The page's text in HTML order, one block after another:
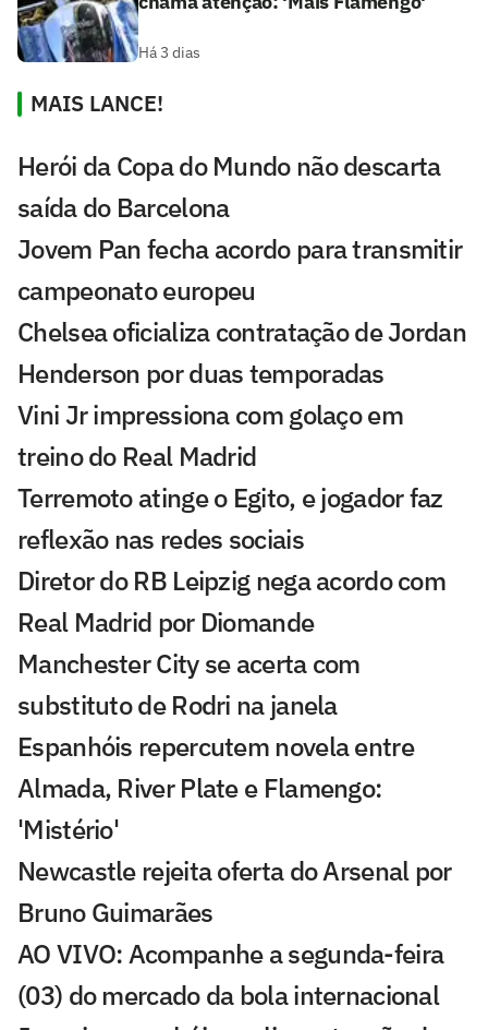
Há 3 dias
MAIS LANCE!
Herói da Copa do Mundo não descarta
saída do Barcelona
Jovem Pan fecha acordo para transmitir
campeonato europeu
Chelsea oficializa contratação de Jordan
Henderson por duas temporadas
Vini Jr impressiona com golaço em
treino do Real Madrid
Terremoto atinge o Egito, e jogador faz
reflexão nas redes sociais
Diretor do RB Leipzig nega acordo com
Real Madrid por Diomande
Manchester City se acerta com
substituto de Rodri na janela
Espanhóis repercutem novela entre
Almada, River Plate e Flamengo:
'Mistério'
Newcastle rejeita oferta do Arsenal por
Bruno Guimarães
AO VIVO: Acompanhe a segunda-feira
(03) do mercado da bola internacional